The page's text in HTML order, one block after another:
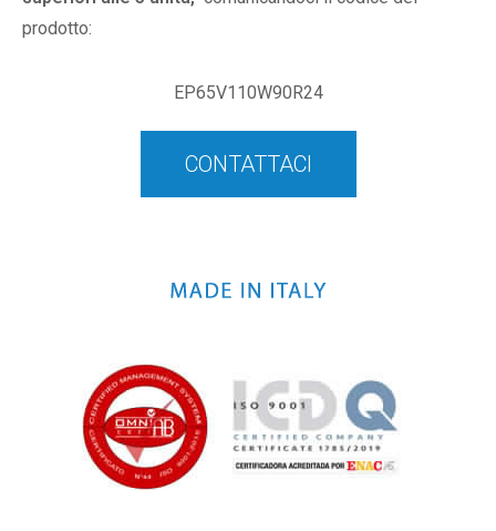
prodotto:
EP65V110W90R24
CONTATTACI